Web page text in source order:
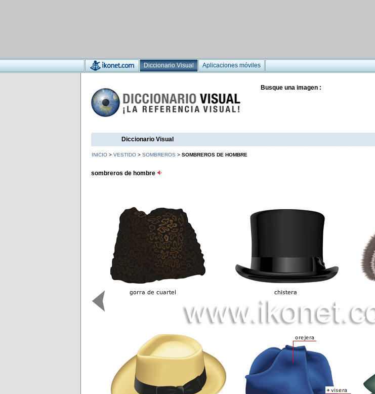
Diccionario Visual Aplicaciones móviles
Busque una imagen :
Diccionario Visual
INICIO > VESTIDO > SOMBREROS > SOMBREROS DE HOMBRE
sombreros de hombre